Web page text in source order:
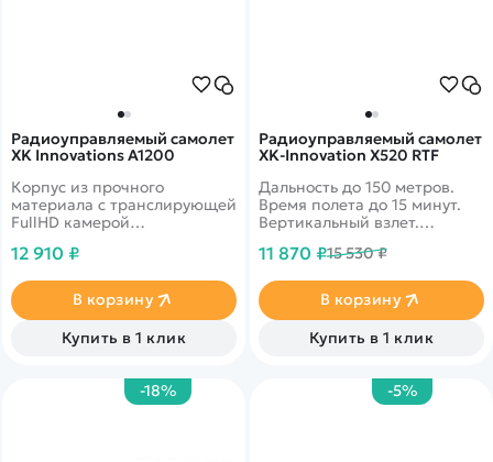
Радиоуправляемый самолет
XK Innovations A1200
Корпус из прочного
материала с транслирующей
FullHD камерой
12 910 ₽
В корзину
Купить в 1 клик
Радиоуправляемый самолет
XK-Innovation X520 RTF
Дальность до 150 метров.
Время полета до 15 минут.
Вертикальный взлет.
помощи 6-осевого
11 870 ₽15 530 ₽
В корзину
Купить в 1 клик
-18% -5%